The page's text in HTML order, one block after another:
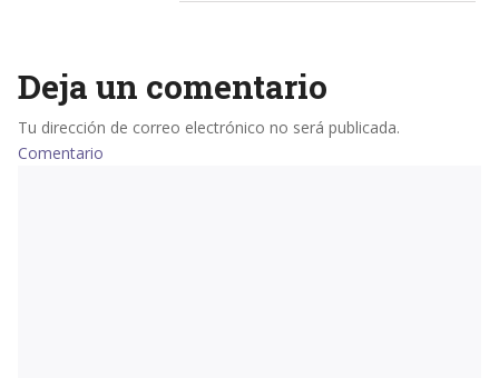
Deja un comentario
Tu dirección de correo electrónico no será publicada.
Comentario